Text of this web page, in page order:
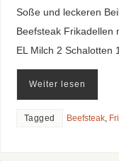
Soße und leckeren
Beefsteak Frikadellen
EL Milch 2 Schalotten
Weiter lesen
Tagged Beefsteak,